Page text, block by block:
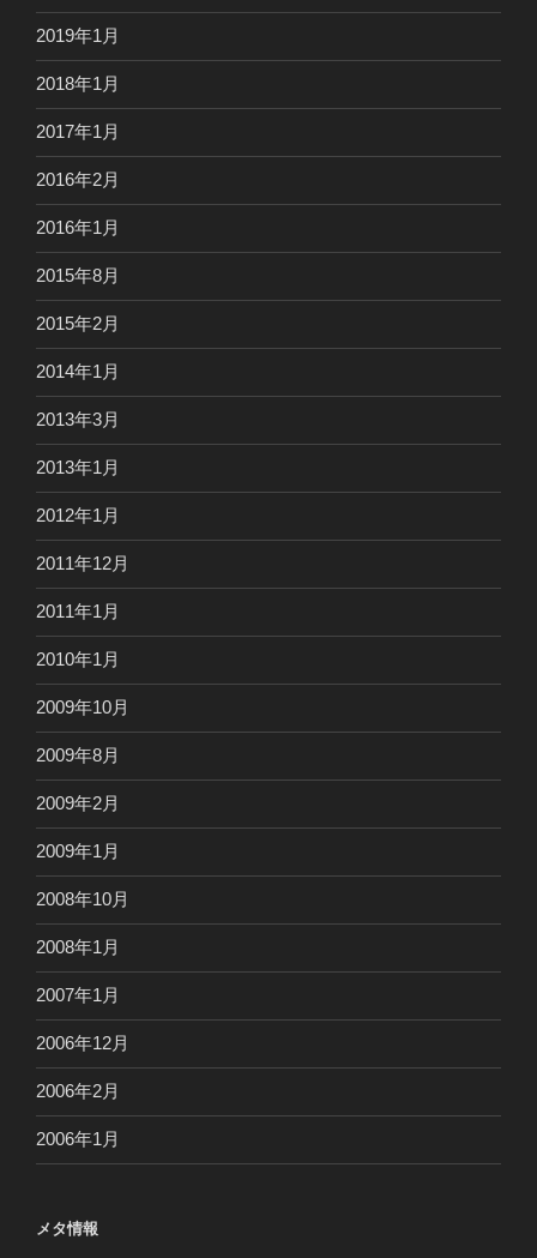
2019年1月
2018年1月
2017年1月
2016年2月
2016年1月
2015年8月
2015年2月
2014年1月
2013年3月
2013年1月
2012年1月
2011年12月
2011年1月
2010年1月
2009年10月
2009年8月
2009年2月
2009年1月
2008年10月
2008年1月
2007年1月
2006年12月
2006年2月
2006年1月
メタ情報